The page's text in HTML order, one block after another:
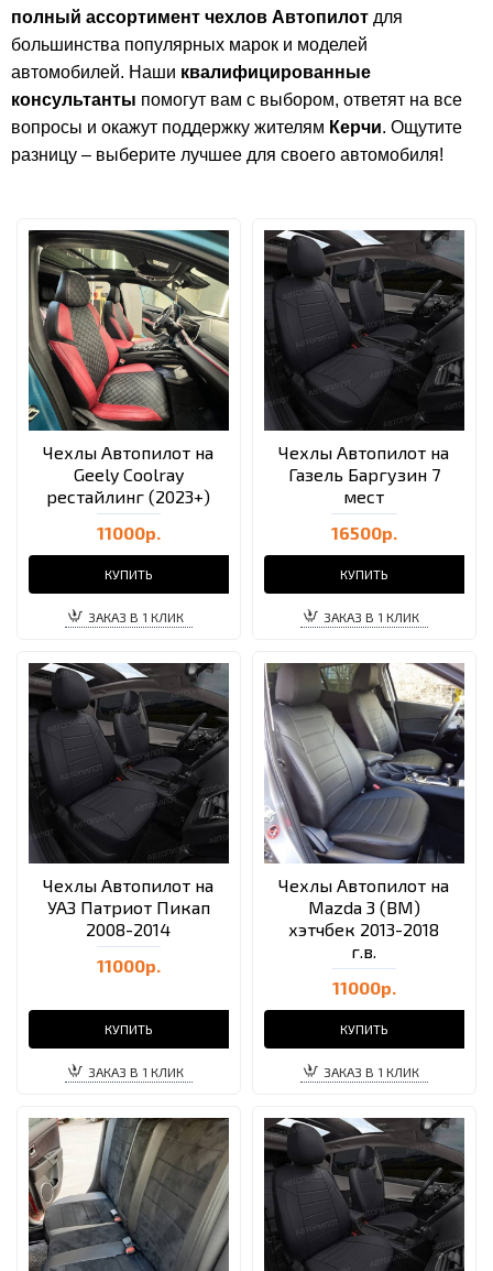
полный ассортимент чехлов Автопилот для
большинства популярных марок и моделей
автомобилей. Наши квалифицированные
консультанты помогут вам с выбором, ответят на все
вопросы и окажут поддержку жителям Керчи. Ощутите
разницу – выберите лучшее для своего автомобиля!
Чехлы Автопилот на
Geely Coolray
рестайлинг (2023+)
11000р.
КУПИТЬ
ЗАКАЗ В 1 КЛИК
Чехлы Автопилот на
Газель Баргузин 7
мест
16500р.
КУПИТЬ
ЗАКАЗ В 1 КЛИК
Чехлы Автопилот на
УАЗ Патриот Пикап
2008-2014
11000р.
КУПИТЬ
ЗАКАЗ В 1 КЛИК
Чехлы Автопилот на
Mazda 3 (BM)
хэтчбек 2013-2018
г.в.
11000р.
КУПИТЬ
ЗАКАЗ В 1 КЛИК